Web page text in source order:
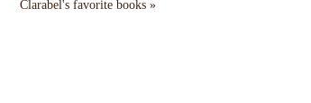
Clarabel's favorite books »